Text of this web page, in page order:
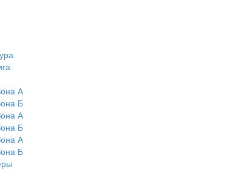
А
Б
А
Б
А
Б